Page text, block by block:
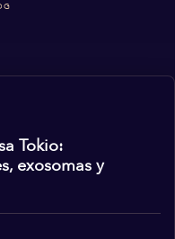
Tokio:
exosomas y